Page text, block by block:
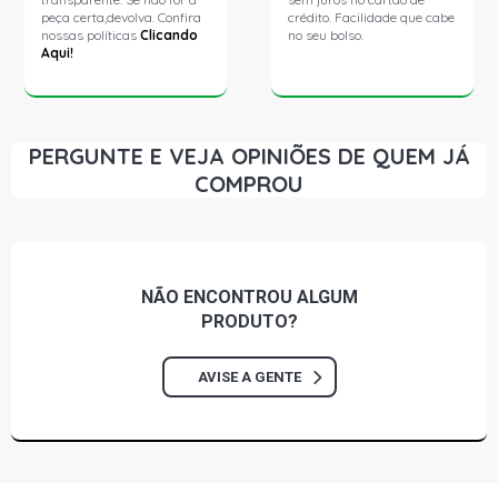
peça certa,devolva. Confira
nossas políticasClicando
Aqui!
crédito. Facilidade que cabe
no seu bolso.
PERGUNTE E VEJA OPINIÕES DE QUEM JÁ
COMPROU
NÃO ENCONTROU ALGUM
PRODUTO?
AVISE A GENTE